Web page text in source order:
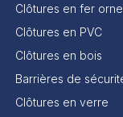
Clôtures en fer
Clôtures en PVC
Clôtures en bois
Barrières de
Clôtures en verre